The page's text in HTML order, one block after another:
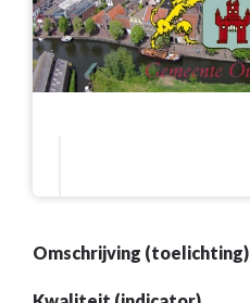
Omschrijving (toelichting)